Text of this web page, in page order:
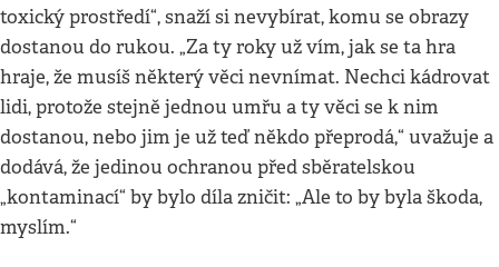
toxický prostředí“, snaží si nevybírat, komu se obrazy
dostanou do rukou. „Za ty roky už vím, jak se ta hra
hraje, že musíš některý věci nevnímat. Nechci kádrovat
lidi, protože stejně jednou umřu a ty věci se k nim
dostanou, nebo jim je už teď někdo přeprodá,“ uvažuje a
dodává, že jedinou ochranou před sběratelskou
„kontaminací“ by bylo díla zničit: „Ale to by byla škoda,
myslím.“